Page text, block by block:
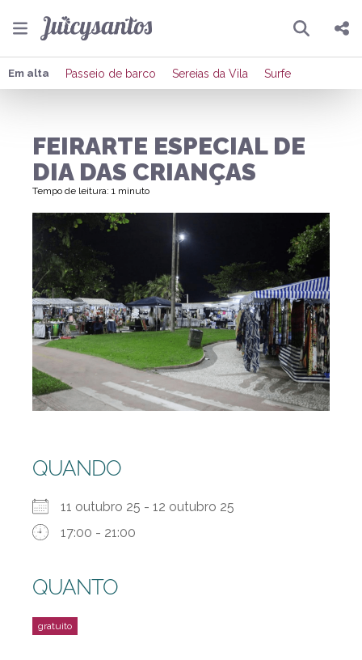
Pesquisar
Compartilhar
Enviar por Whatsapp
Em alta Passeio de barco Sereias da Vila Surfe
FEIRARTE ESPECIAL DE
DIA DAS CRIANÇAS
Tempo de leitura: 1 minuto
QUANDO
11 outubro 25 - 12 outubro 25
17:00 - 21:00
QUANTO